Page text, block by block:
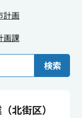
計画
画課
検索
北街区）